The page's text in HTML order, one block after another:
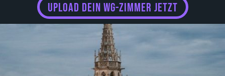
upload dein wg-zimmer jetzt